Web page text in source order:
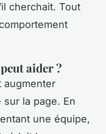
cherchait. Tout
aider ?
augmenter
la page. En
une équipe,